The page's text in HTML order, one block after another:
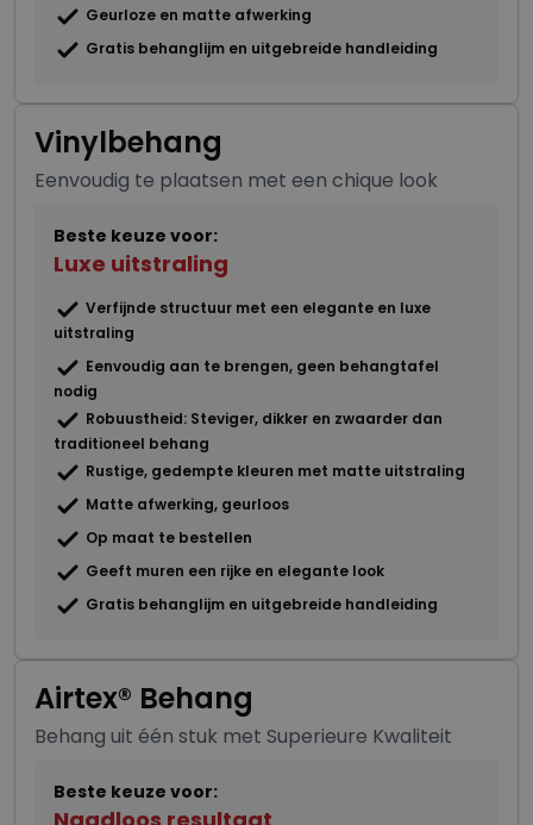
Airtex® Behang
Behang uit één stuk met Superieure Kwaliteit
Beste keuze voor:
Vinylbehang
Eenvoudig te plaatsen met een chique look
Beste keuze voor:
Luxe uitstraling
Verfijnde structuur met een elegante en luxe
uitstraling
Eenvoudig aan te brengen, geen behangtafel
nodig
Robuustheid: Steviger, dikker en zwaarder dan
traditioneel behang
Rustige, gedempte kleuren met matte uitstraling
Matte afwerking, geurloos
Op maat te bestellen
Geeft muren een rijke en elegante look
Gratis behanglijm en uitgebreide handleiding
Geurloze en matte afwerking
Gratis behanglijm en uitgebreide handleiding